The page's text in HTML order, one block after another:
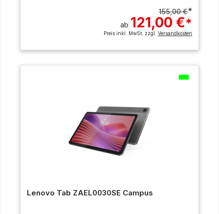
155,00 €*
ab 121,00 €*
Preis inkl. MwSt. zzgl.Versandkosten
Lenovo Tab ZAEL0030SE Campus